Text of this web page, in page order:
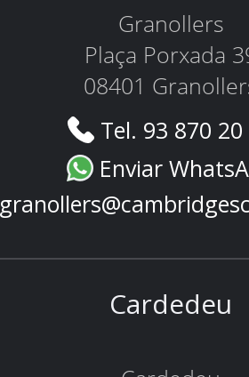
Granollers
Plaça Porxada
08401
Tel. 93 870
Enviar
Cardedeu